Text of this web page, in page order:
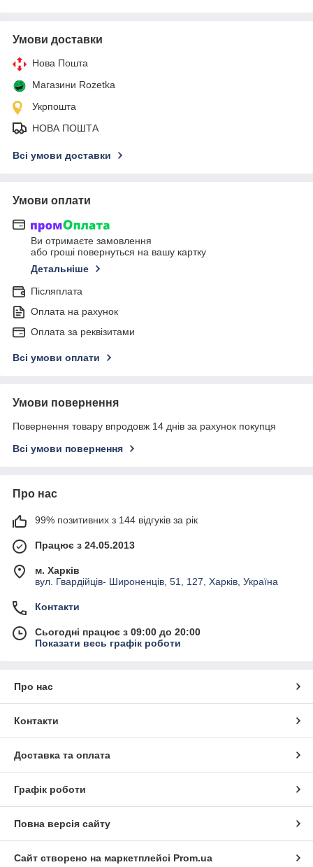
Умови доставки
Нова Пошта
Магазини Rozetka
Укрпошта
НОВА ПОШТА
Всі умови доставки
Умови оплати
Ви отримаєте замовлення
або гроші повернуться на вашу картку
Детальніше
Післяплата
Оплата на рахунок
Оплата за реквізитами
Всі умови оплати
Умови повернення
Повернення товару впродовж 14 днів за рахунок покупця
Всі умови повернення
Про нас
99% позитивних з 144 відгуків за рік
Працює з 24.05.2013
м. Харків
вул. Гвардійців- Широненців, 51, 127, Харків, Україна
Контакти
Сьогодні працює з 09:00 до 20:00
Показати весь графік роботи
Про нас
Контакти
Доставка та оплата
Графік роботи
Повна версія сайту
Сайт створено на маркетплейсі Prom.ua